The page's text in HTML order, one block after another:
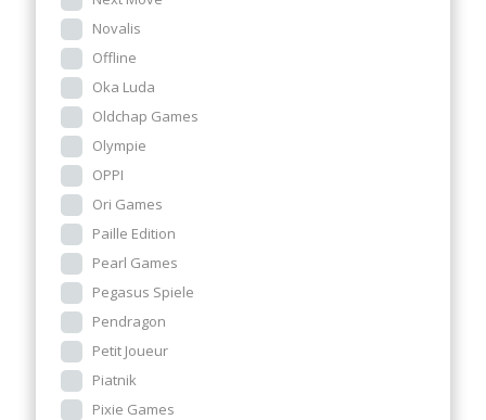
Novalis
Offline
Oka Luda
Oldchap Games
Olympie
OPPI
Ori Games
Paille Edition
Pearl Games
Pegasus Spiele
Pendragon
Petit Joueur
Piatnik
Pixie Games